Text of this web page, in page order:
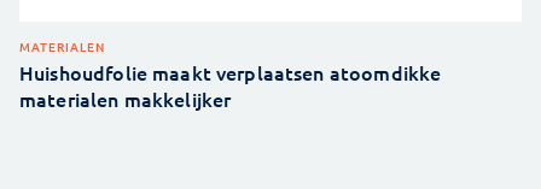
MATERIALEN
Huishoudfolie maakt verplaatsen atoomdikke
materialen makkelijker